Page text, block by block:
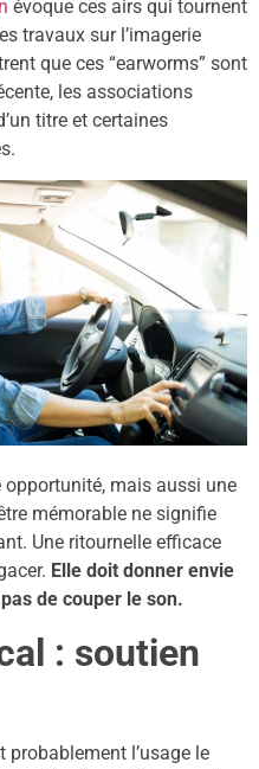
évoque ces airs qui tournent
travaux sur l’imagerie
que ces “earworms” sont
les associations
titre et certaines
opportunité, mais aussi une
mémorable ne signifie
Une ritournelle efficace
Elle doit donner envie
de couper le son.
: soutien
probablement l’usage le